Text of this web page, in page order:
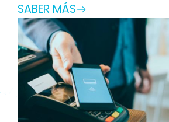
SABER MÁS